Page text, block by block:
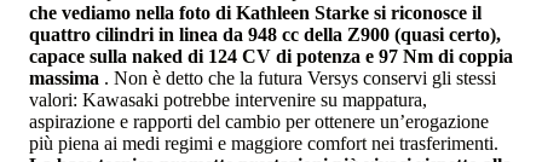
che vediamo nella foto di Kathleen Starke si riconosce il
quattro cilindri in linea da 948 cc della Z900 (quasi certo),
capace sulla naked di 124 CV di potenza e 97 Nm di coppia
massima . Non è detto che la futura Versys conservi gli stessi
valori: Kawasaki potrebbe intervenire su mappatura,
aspirazione e rapporti del cambio per ottenere un’erogazione
più piena ai medi regimi e maggiore comfort nei trasferimenti.